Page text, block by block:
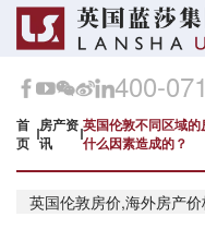
400-
首
页
房产资
讯
英国伦敦不同区域
什么因素造成的？
英国伦敦房价,海外房产